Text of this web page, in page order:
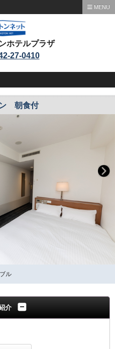
MENU
ホテルプラザ
27-0410
ン 朝食付
ル
介